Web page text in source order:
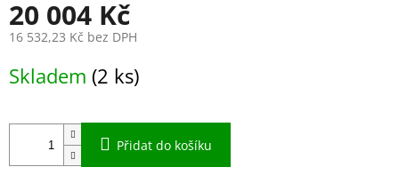
20 004 Kč
16 532,23 Kč bez DPH
cena:
Skladem (2 ks)
Přidat do košíku